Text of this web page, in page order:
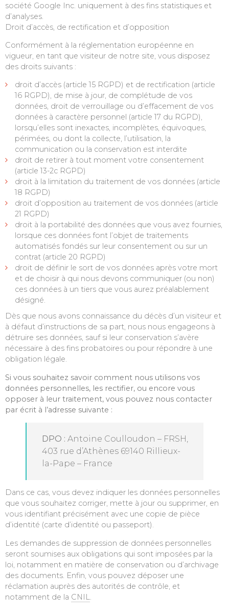
société Google Inc. uniquement à des fins statistiques et
d’analyses.
Droit d’accès, de rectification et d’opposition
Conformément à la réglementation européenne en
vigueur, en tant que visiteur de notre site, vous disposez
des droits suivants :
droit d’accès (article 15 RGPD) et de rectification (article
16 RGPD), de mise à jour, de complétude de vos
données, droit de verrouillage ou d’effacement de vos
données à caractère personnel (article 17 du RGPD),
lorsqu’elles sont inexactes, incomplètes, équivoques,
périmées, ou dont la collecte, l’utilisation, la
communication ou la conservation est interdite
droit de retirer à tout moment votre consentement
(article 13-2c RGPD)
droit à la limitation du traitement de vos données (article
18 RGPD)
droit d’opposition au traitement de vos données (article
21 RGPD)
droit à la portabilité des données que vous avez fournies,
lorsque ces données font l’objet de traitements
automatisés fondés sur leur consentement ou sur un
contrat (article 20 RGPD)
droit de définir le sort de vos données après votre mort
et de choisir à qui nous devons communiquer (ou non)
ces données à un tiers que vous aurez préalablement
désigné.
Dès que nous avons connaissance du décès d’un visiteur et
à défaut d’instructions de sa part, nous nous engageons à
détruire ses données, sauf si leur conservation s’avère
nécessaire à des fins probatoires ou pour répondre à une
obligation légale.
Si vous souhaitez savoir comment nous utilisons vos
données personnelles, les rectifier, ou encore vous
opposer à leur traitement, vous pouvez nous contacter
par écrit à l’adresse suivante :
DPO : Antoine Coulloudon – FRSH,
403 rue d’Athènes 69140 Rillieux-
la-Pape – France
Dans ce cas, vous devez indiquer les données personnelles
que vous souhaitez corriger, mette à jour ou supprimer, en
vous identifiant précisément avec une copie de pièce
d’identité (carte d’identité ou passeport).
Les demandes de suppression de données personnelles
seront soumises aux obligations qui sont imposées par la
loi, notamment en matière de conservation ou d’archivage
des documents. Enfin, vous pouvez déposer une
réclamation auprès des autorités de contrôle, et
notamment de la CNIL.